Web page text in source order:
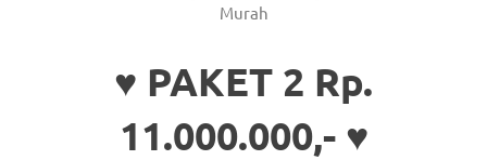
Murah
♥ PAKET 2 Rp.
11.000.000,- ♥